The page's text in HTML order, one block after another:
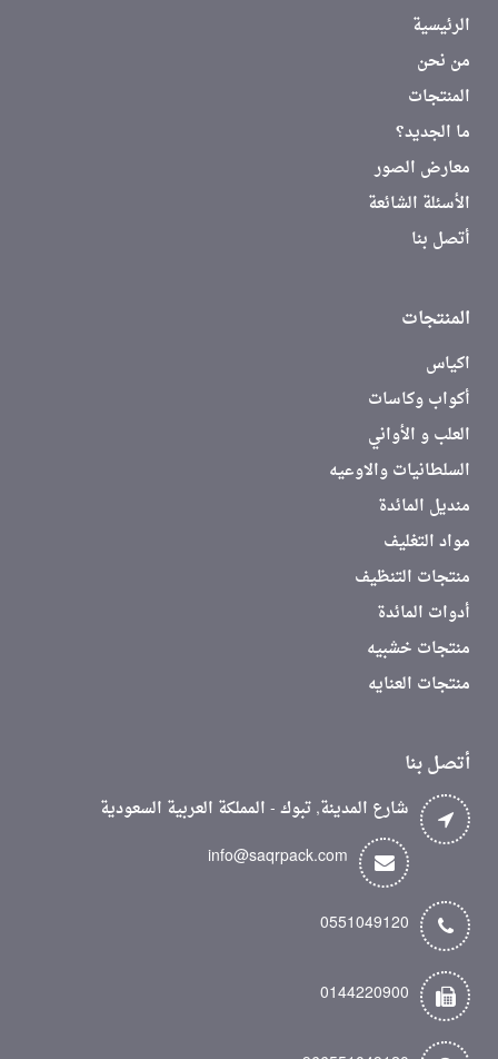
الرئيسية
من نحن
المنتجات
ما الجديد؟
معارض الصور
الأسئلة الشائعة
أتصل بنا
المنتجات
اكياس
أكواب وكاسات
العلب و الأواني
السلطانيات والاوعيه
منديل المائدة
مواد التغليف
منتجات التنظيف
أدوات المائدة
منتجات خشبيه
منتجات العنايه
أتصل بنا
شارع المدينة, تبوك - المملكة العربية السعودية
info@saqrpack.com
0551049120
0144220900